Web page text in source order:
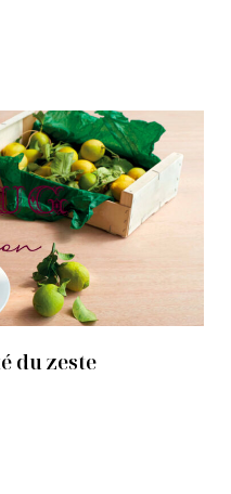
du zeste